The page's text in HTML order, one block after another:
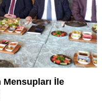
Mensupları İle